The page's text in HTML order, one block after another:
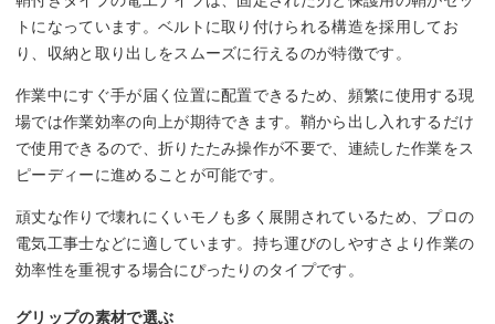
トになっています。ベルトに取り付けられる構造を採用してお
り、収納と取り出しをスムーズに行えるのが特徴です。
作業中にすぐ手が届く位置に配置できるため、頻繁に使用する現
場では作業効率の向上が期待できます。鞘から出し入れするだけ
で使用できるので、折りたたみ操作が不要で、連続した作業をス
ピーディーに進めることが可能です。
頑丈な作りで壊れにくいモノも多く展開されているため、プロの
電気工事士などに適しています。持ち運びのしやすさより作業の
効率性を重視する場合にぴったりのタイプです。
グリップの素材で選ぶ